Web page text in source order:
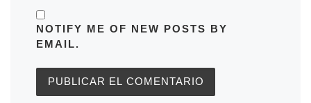
NOTIFY ME OF NEW POSTS BY
EMAIL.